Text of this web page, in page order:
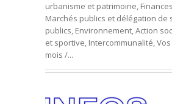
urbanisme et patrimoine,
Marchés publics et délégation de
publics, Environnement, Action
et sportive, Intercommunalité,
mois /...